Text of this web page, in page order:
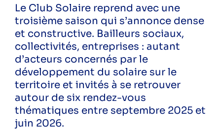
économies d'énergie
économie énergie
énergie
Public
Particuliers
Professionnels
Le Club Solaire reprend avec une
troisième saison qui s’annonce dense
et constructive. Bailleurs sociaux,
collectivités, entreprises : autant
d’acteurs concernés par le
développement du solaire sur le
territoire et invités à se retrouver
autour de six rendez-vous
thématiques entre septembre 2025 et
juin 2026.